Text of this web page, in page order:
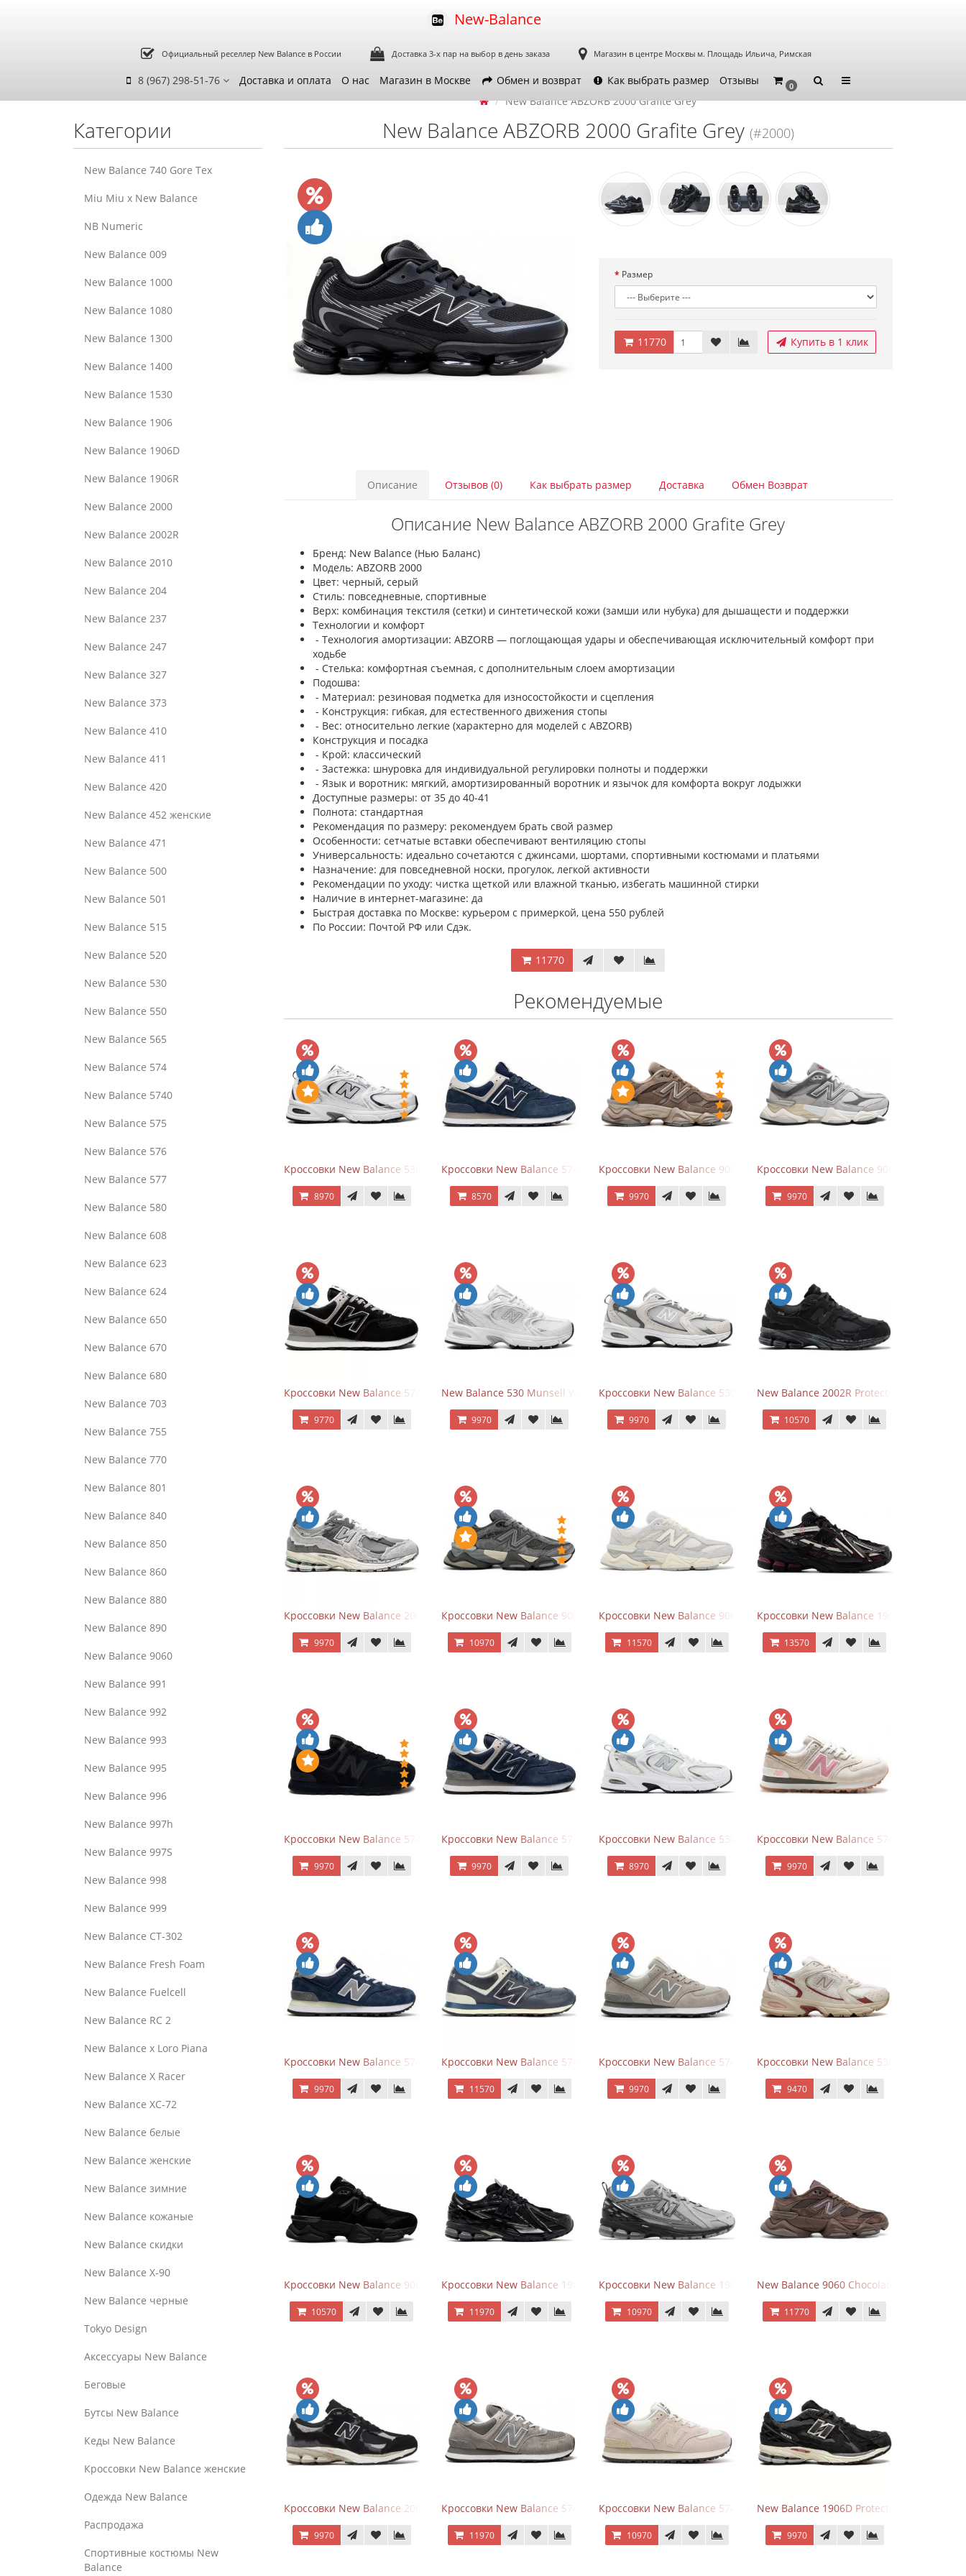
New-Balance
Официальный реселлер New Balance в России Доставка 3-х пар на выбор в день заказа Магазин в центре Москвы м. Площадь Ильича, Римская
8 (967) 298-51-76 Доставка и оплата О нас Магазин в Москве Обмен и возврат Как выбрать размер Отзывы 0
Категории
New Balance 740 Gore Tex
Miu Miu x New Balance
NB Numeric
New Balance 009
New Balance 1000
New Balance 1080
New Balance 1300
New Balance 1400
New Balance 1530
New Balance 1906
New Balance 1906D
New Balance 1906R
New Balance 2000
New Balance 2002R
New Balance 2010
New Balance 204
New Balance 237
New Balance 247
New Balance 327
New Balance 373
New Balance 410
New Balance 411
New Balance 420
New Balance 452 женские
New Balance 471
New Balance 500
New Balance 501
New Balance 515
New Balance 520
New Balance 530
New Balance 550
New Balance 565
New Balance 574
New Balance 5740
New Balance 575
New Balance 576
New Balance 577
New Balance 580
New Balance 608
New Balance 623
New Balance 624
New Balance 650
New Balance 670
New Balance 680
New Balance 703
New Balance 755
New Balance 770
New Balance 801
New Balance 840
New Balance 850
New Balance 860
New Balance 880
New Balance 890
New Balance 9060
New Balance 991
New Balance 992
New Balance 993
New Balance 995
New Balance 996
New Balance 997h
New Balance 997S
New Balance 998
New Balance 999
New Balance CT-302
New Balance Fresh Foam
New Balance Fuelcell
New Balance RC 2
New Balance x Loro Piana
New Balance X Racer
New Balance XC-72
New Balance белые
New Balance женские
New Balance зимние
New Balance кожаные
New Balance скидки
New Balance Х-90
New Balance черные
Tokyo Design
Аксессуары New Balance
Беговые
Бутсы New Balance
Кеды New Balance
Кроссовки New Balance женские
Одежда New Balance
Распродажа
Спортивные костюмы New
Balance
New Balance ABZORB 2000 Grafite Grey
New Balance ABZORB 2000 Grafite Grey (#2000)
Размер
11770 Купить в 1 клик
Описание Отзывов (0) Как выбрать размер Доставка Обмен Возврат
Описание New Balance ABZORB 2000 Grafite Grey
Бренд: New Balance (Нью Баланс)
Модель: ABZORB 2000
Цвет: черный, серый
Стиль: повседневные, спортивные
Верх: комбинация текстиля (сетки) и синтетической кожи (замши или нубука) для дышащести и поддержки
Технологии и комфорт
- Технология амортизации: ABZORB — поглощающая удары и обеспечивающая исключительный комфорт при
ходьбе
- Стелька: комфортная съемная, с дополнительным слоем амортизации
Подошва:
- Материал: резиновая подметка для износостойкости и сцепления
- Конструкция: гибкая, для естественного движения стопы
- Вес: относительно легкие (характерно для моделей с ABZORB)
Конструкция и посадка
- Крой: классический
- Застежка: шнуровка для индивидуальной регулировки полноты и поддержки
- Язык и воротник: мягкий, амортизированный воротник и язычок для комфорта вокруг лодыжки
Доступные размеры: от 35 до 40-41
Полнота: стандартная
Рекомендация по размеру: рекомендуем брать свой размер
Особенности: сетчатые вставки обеспечивают вентиляцию стопы
Универсальность: идеально сочетаются с джинсами, шортами, спортивными костюмами и платьями
Назначение: для повседневной носки, прогулок, легкой активности
Рекомендации по уходу: чистка щеткой или влажной тканью, избегать машинной стирки
Наличие в интернет-магазине: да
Быстрая доставка по Москве: курьером с примеркой, цена 550 рублей
По России: Почтой РФ или Сдэк.
11770
Рекомендуемые
Кроссовки New Balance 530 White Silver Navy
8970
Кроссовки New Balance 574 Navy Blue White
8570
Кроссовки New Balance 9060 Mushroom
9970
Кроссовки New Balance 9060 Rain Cloud
9970
Кроссовки New Balance 574 Evergreen Black
9770
New Balance 530 Munsell White Silver
9970
Кроссовки New Balance 530 Grey Matter Harbor Grey
9970
New Balance 2002R Protection Phantom
10570
Кроссовки New Balance 2002R Protection Pack Grey
9970
Кроссовки New Balance 9060 x Joe Freshgoods Dark Grey
10970
Кроссовки New Balance 9060 Quartz Grey
11570
Кроссовки New Balance 1906A Dragon
13570
Кроссовки New Balance 574 All Black
9970
Кроссовки New Balance 574 Navy Blue Grey
9970
Кроссовки New Balance 530 White Silver Metallic
8970
Кроссовки New Balance 574 Power Beige
9970
Кроссовки New Balance 574 Classic Blue Grey
9970
Кроссовки New Balance 574 Classic Blue White Leather
11570
Кроссовки New Balance 574 Silver Summer Fog
9970
Кроссовки New Balance 530 Festival Pack
9470
Кроссовки New Balance 9060 Triple Black
10570
Кроссовки New Balance 1906A Black Silver
11970
Кроссовки New Balance 1906R Brighton Grey
10970
New Balance 9060 Chocolate Brown
11770
Кроссовки New Balance 2002R Protection Pack Black Grey
9970
Кроссовки New Balance 574 Grey White Silver
11970
Кроссовки New Balance 574 Light Grey Pink
10970
New Balance 1906D Protection Pack Black
9970